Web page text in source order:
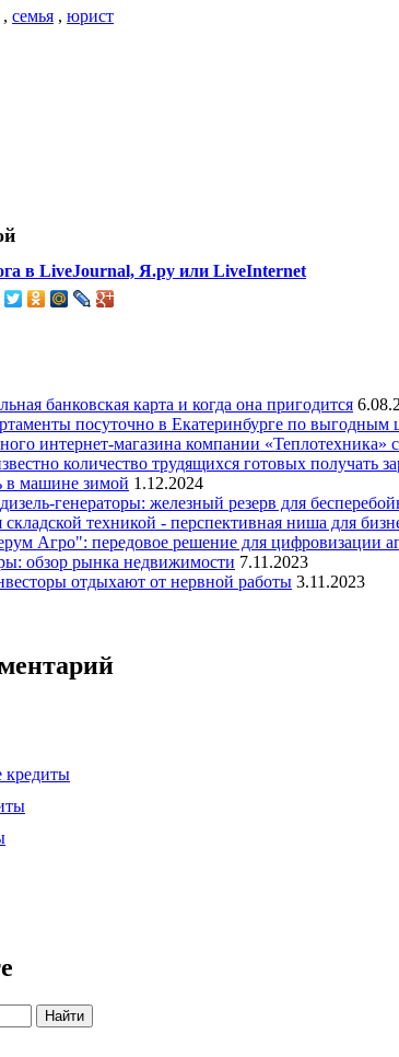
, семья , юрист
в LiveJournal, Я.ру или LiveInternet
банковская карта и когда она пригодится
посуточно в Екатеринбурге по выгодным
интернет-магазина компании «Теплотехника»
количество трудящихся готовых получать
в машине зимой 1.12.2024
генераторы: железный резерв для
техникой - перспективная ниша для
Агро": передовое решение для цифровизации
обзор рынка недвижимости 7.11.2023
отдыхают от нервной работы 3.11.2023
кредиты